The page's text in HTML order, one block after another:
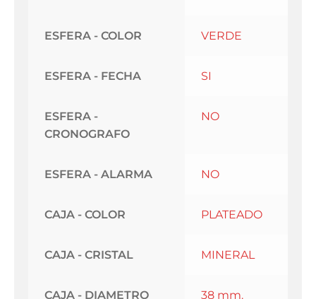
ESFERA - COLOR VERDE
ESFERA - FECHA SI
ESFERA -
CRONOGRAFO
NO
ESFERA - ALARMA NO
CAJA - COLOR PLATEADO
CAJA - CRISTAL MINERAL
CAJA - DIAMETRO 38 mm.